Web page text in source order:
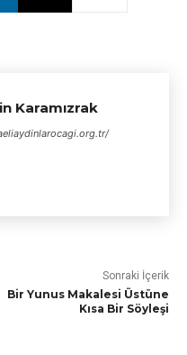
Karamızrak
Sonraki İçerik
Bir Yunus Makalesi Üstüne
Kısa Bir Söyleşi